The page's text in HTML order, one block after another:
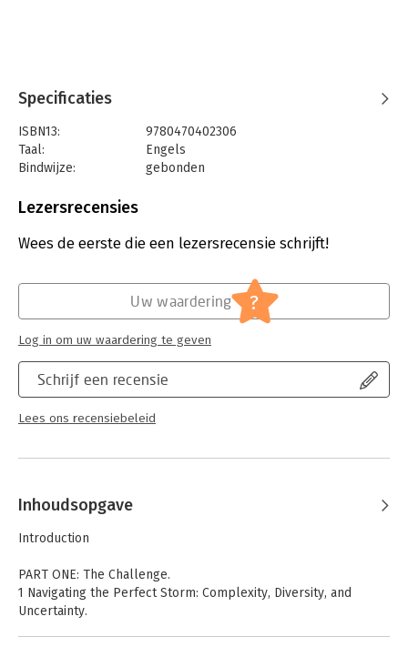
Specificaties
ISBN13:
9780470402306
Taal:
Engels
Bindwijze:
gebonden
Uitgever:
Hoofdrubriek:
Leiderschap
Lezersrecensies
Wees de eerste die een lezersrecensie schrijft!
Schrijf een recensie
Lees ons recensiebeleid
Uw waardering ?
Log in om uw waardering te geven
Inhoudsopgave
Introduction
PART ONE: The Challenge.
1 Navigating the Perfect Storm: Complexity, Diversity, and
Uncertainty.